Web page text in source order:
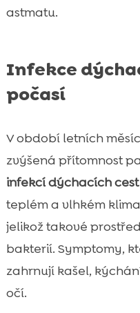
astmatu.
Infekce
počasí
V období letních
zvýšená přítomnost
infekcí dýchacích
teplém a vlhkém
jelikož takové
bakterií. Symptomy,
zahrnují kašel,
očí.